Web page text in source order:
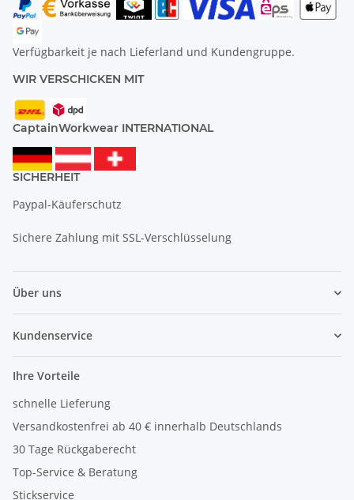
Verfügbarkeit je nach Lieferland und Kundengruppe.
WIR VERSCHICKEN MIT
CaptainWorkwear INTERNATIONAL
SICHERHEIT
Paypal-Käuferschutz
Sichere Zahlung mit SSL-Verschlüsselung
Über uns
Kundenservice
Ihre Vorteile
schnelle Lieferung
Versandkostenfrei ab 40 € innerhalb Deutschlands
30 Tage Rückgaberecht
Top-Service & Beratung
Stickservice